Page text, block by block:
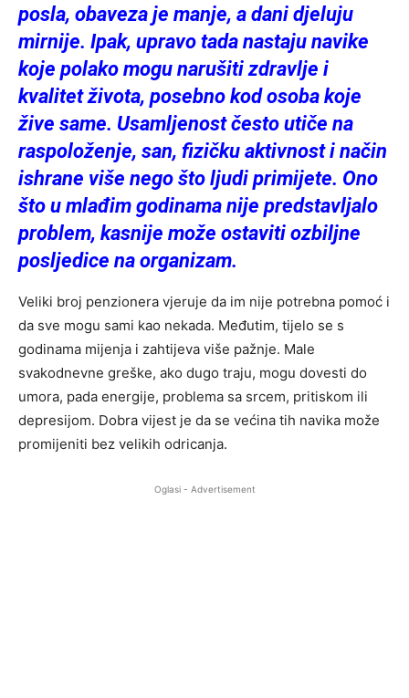
posla, obaveza je manje, a dani djeluju
mirnije. Ipak, upravo tada nastaju navike
koje polako mogu narušiti zdravlje i
kvalitet života, posebno kod osoba koje
žive same. Usamljenost često utiče na
raspoloženje, san, fizičku aktivnost i način
ishrane više nego što ljudi primijete. Ono
što u mlađim godinama nije predstavljalo
problem, kasnije može ostaviti ozbiljne
posljedice na organizam.
Veliki broj penzionera vjeruje da im nije potrebna pomoć i
da sve mogu sami kao nekada. Međutim, tijelo se s
godinama mijenja i zahtijeva više pažnje. Male
svakodnevne greške, ako dugo traju, mogu dovesti do
umora, pada energije, problema sa srcem, pritiskom ili
depresijom. Dobra vijest je da se većina tih navika može
promijeniti bez velikih odricanja.
Oglasi - Advertisement